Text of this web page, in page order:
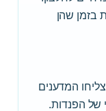
בזמן שהן
המדענים
של הפנדות.